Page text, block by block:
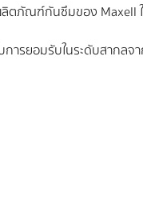
ลิตภัณฑ์กันซึมของ Maxell
ารยอมรับในระดับสากล